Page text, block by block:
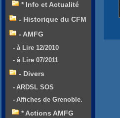
* Info et Actualité
- Historique du CFM
- AMFG
- à Lire 12/2010
- à Lire 07/2011
- Divers
- ARDSL SOS
- Affiches de Grenoble.
* Actions AMFG